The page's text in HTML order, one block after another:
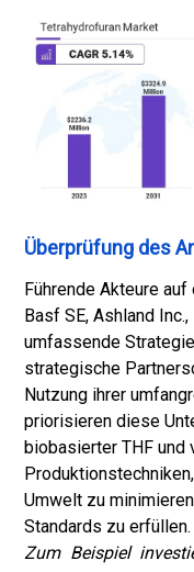
Überprüfung des
Führende Akteure
Basf SE, Ashland
umfassende
strategische
Nutzung ihrer
priorisieren diese
biobasierter THF und
Umwelt zu
Standards zu erfüllen.
Zum Beispiel